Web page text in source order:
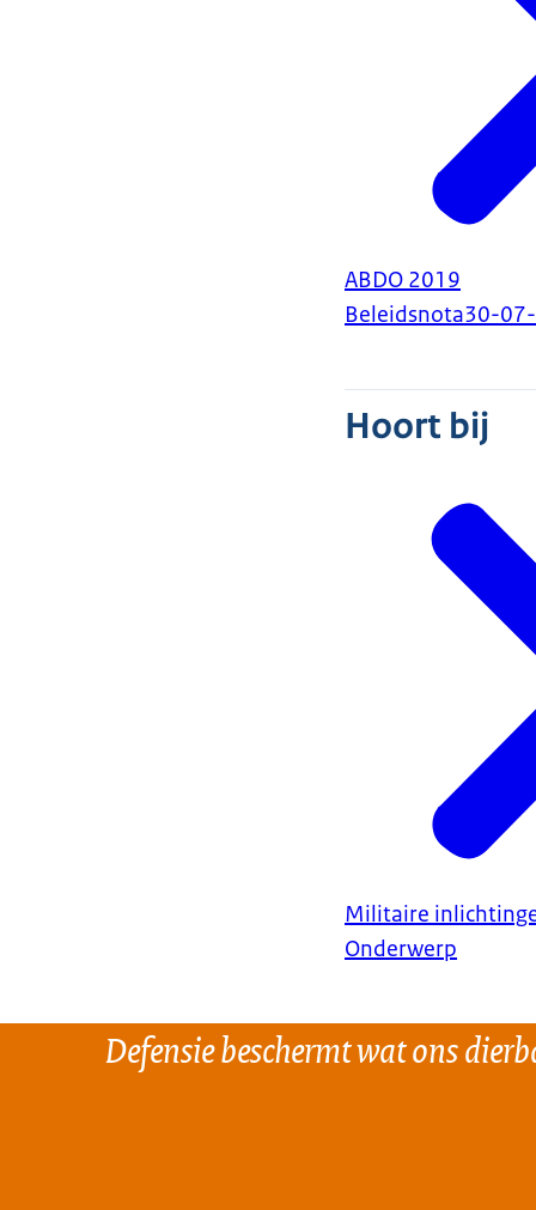
ABDO 2019
Beleidsnota30-
Hoort bij
Militaire
Onderwerp
Defensie beschermt wat ons